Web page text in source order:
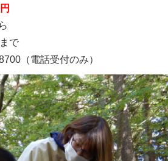
で
（電話受付のみ）